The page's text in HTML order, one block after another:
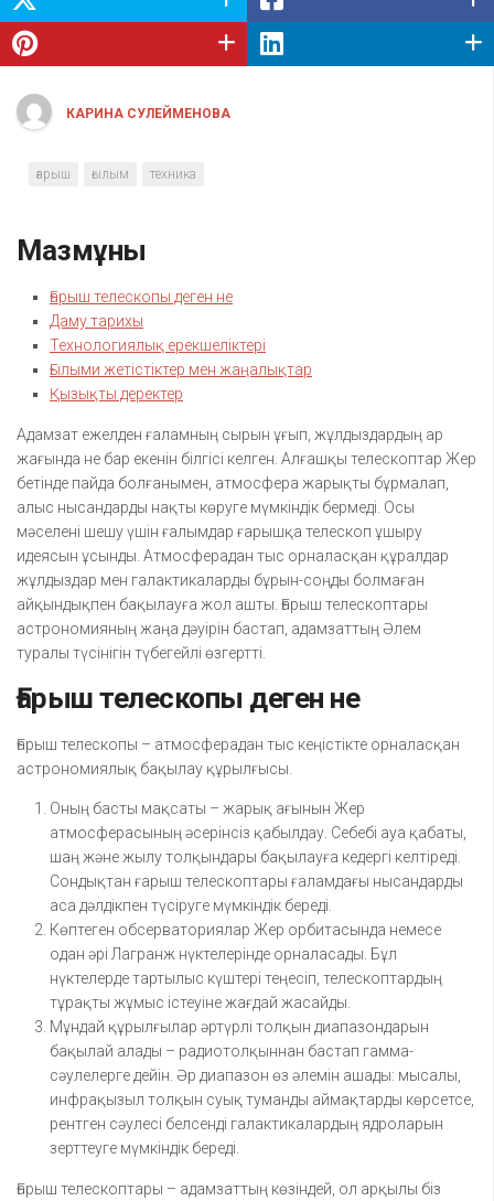
КАРИНА СУЛЕЙМЕНОВА
ғарыш ғылым техника
Мазмұны
Ғарыш телескопы деген не
Даму тарихы
Технологиялық ерекшеліктері
Ғылыми жетістіктер мен жаңалықтар
Қызықты деректер
Адамзат ежелден ғаламның сырын ұғып, жұлдыздардың ар
жағында не бар екенін білгісі келген. Алғашқы телескоптар Жер
бетінде пайда болғанымен, атмосфера жарықты бұрмалап,
алыс нысандарды нақты көруге мүмкіндік бермеді. Осы
мәселені шешу үшін ғалымдар ғарышқа телескоп ұшыру
идеясын ұсынды. Атмосферадан тыс орналасқан құралдар
жұлдыздар мен галактикаларды бұрын-соңды болмаған
айқындықпен бақылауға жол ашты. Ғарыш телескоптары
астрономияның жаңа дәуірін бастап, адамзаттың Әлем
туралы түсінігін түбегейлі өзгертті.
Ғарыш телескопы деген не
Ғарыш телескопы – атмосферадан тыс кеңістікте орналасқан
астрономиялық бақылау құрылғысы.
Оның басты мақсаты – жарық ағынын Жер
атмосферасының әсерінсіз қабылдау. Себебі ауа қабаты,
шаң және жылу толқындары бақылауға кедергі келтіреді.
Сондықтан ғарыш телескоптары ғаламдағы нысандарды
аса дәлдікпен түсіруге мүмкіндік береді.
Көптеген обсерваториялар Жер орбитасында немесе
одан әрі Лагранж нүктелерінде орналасады. Бұл
нүктелерде тартылыс күштері теңесіп, телескоптардың
тұрақты жұмыс істеуіне жағдай жасайды.
Мұндай құрылғылар әртүрлі толқын диапазондарын
бақылай алады – радиотолқыннан бастап гамма-
сәулелерге дейін. Әр диапазон өз әлемін ашады: мысалы,
инфрақызыл толқын суық туманды аймақтарды көрсетсе,
рентген сәулесі белсенді галактикалардың ядроларын
зерттеуге мүмкіндік береді.
Ғарыш телескоптары – адамзаттың көзіндей, ол арқылы біз